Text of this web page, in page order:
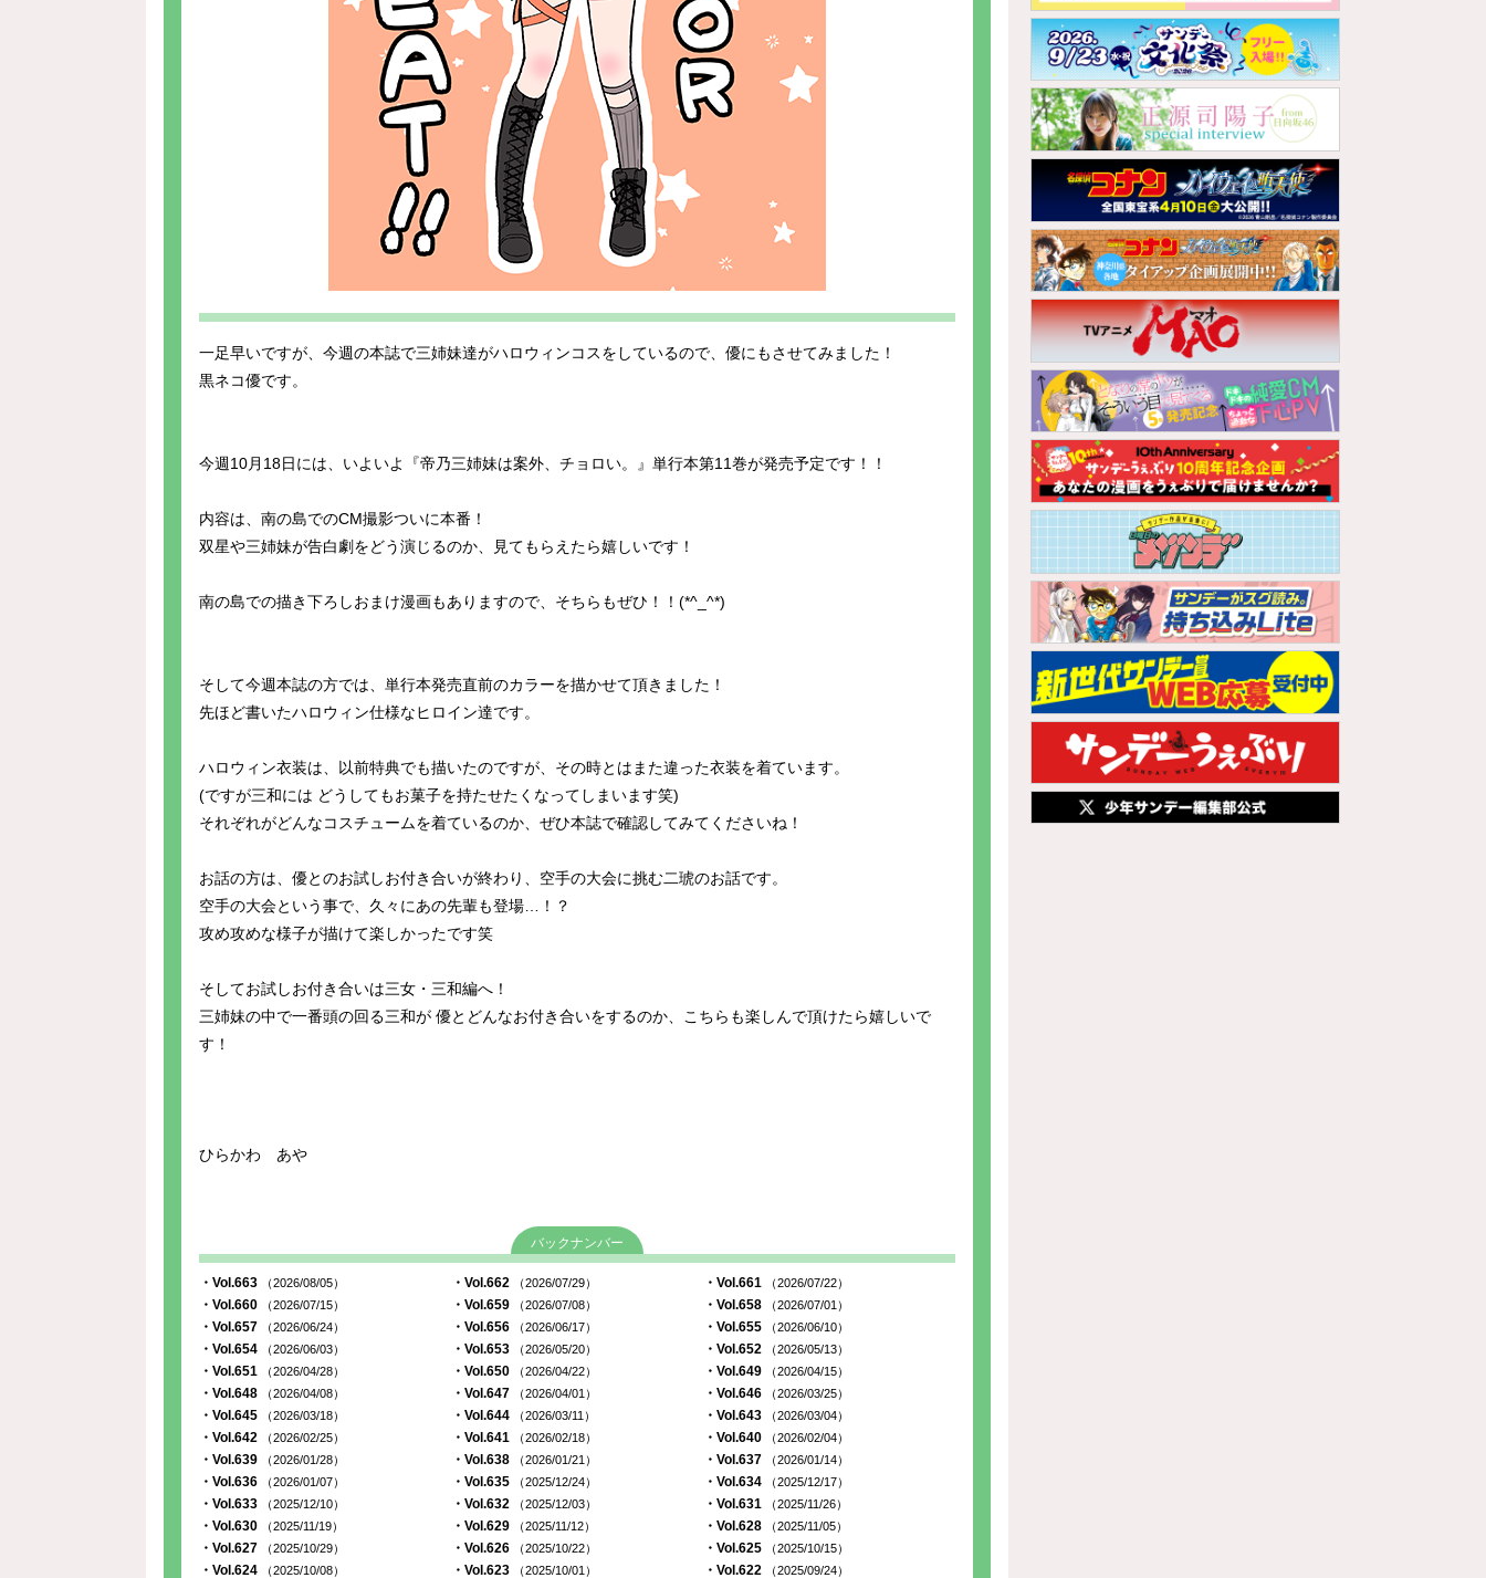
一足早いですが、今週の本誌で三姉妹達がハロウィンコスをしているので、優にもさせてみました！
黒ネコ優です。
今週10月18日には、いよいよ『帝乃三姉妹は案外、チョロい。』単行本第11巻が発売予定です！！
内容は、南の島でのCM撮影ついに本番！
双星や三姉妹が告白劇をどう演じるのか、見てもらえたら嬉しいです！
南の島での描き下ろしおまけ漫画もありますので、そちらもぜひ！！(*^_^*)
そして今週本誌の方では、単行本発売直前のカラーを描かせて頂きました！
先ほど書いたハロウィン仕様なヒロイン達です。
ハロウィン衣装は、以前特典でも描いたのですが、その時とはまた違った衣装を着ています。
(ですが三和には どうしてもお菓子を持たせたくなってしまいます笑)
それぞれがどんなコスチュームを着ているのか、ぜひ本誌で確認してみてくださいね！
お話の方は、優とのお試しお付き合いが終わり、空手の大会に挑む二琥のお話です。
空手の大会という事で、久々にあの先輩も登場…！？
攻め攻めな様子が描けて楽しかったです笑
そしてお試しお付き合いは三女・三和編へ！
三姉妹の中で一番頭の回る三和が 優とどんなお付き合いをするのか、こちらも楽しんで頂けたら嬉しいで
す！
ひらかわ あや
バックナンバー
・Vol.663 （2026/08/05） ・Vol.662 （2026/07/29） ・Vol.661 （2026/07/22）
・Vol.660 （2026/07/15） ・Vol.659 （2026/07/08） ・Vol.658 （2026/07/01）
・Vol.657 （2026/06/24） ・Vol.656 （2026/06/17） ・Vol.655 （2026/06/10）
・Vol.654 （2026/06/03） ・Vol.653 （2026/05/20） ・Vol.652 （2026/05/13）
・Vol.651 （2026/04/28） ・Vol.650 （2026/04/22） ・Vol.649 （2026/04/15）
・Vol.648 （2026/04/08） ・Vol.647 （2026/04/01） ・Vol.646 （2026/03/25）
・Vol.645 （2026/03/18） ・Vol.644 （2026/03/11） ・Vol.643 （2026/03/04）
・Vol.642 （2026/02/25） ・Vol.641 （2026/02/18） ・Vol.640 （2026/02/04）
・Vol.639 （2026/01/28） ・Vol.638 （2026/01/21） ・Vol.637 （2026/01/14）
・Vol.636 （2026/01/07） ・Vol.635 （2025/12/24） ・Vol.634 （2025/12/17）
・Vol.633 （2025/12/10） ・Vol.632 （2025/12/03） ・Vol.631 （2025/11/26）
・Vol.630 （2025/11/19） ・Vol.629 （2025/11/12） ・Vol.628 （2025/11/05）
・Vol.627 （2025/10/29） ・Vol.626 （2025/10/22） ・Vol.625 （2025/10/15）
・Vol.624 （2025/10/08） ・Vol.623 （2025/10/01） ・Vol.622 （2025/09/24）